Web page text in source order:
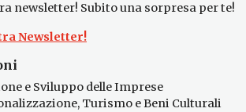
newsletter! Subito una sorpresa per te!
Newsletter!
e Sviluppo delle Imprese
Turismo e Beni Culturali